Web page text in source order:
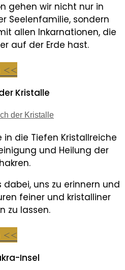
gehen wir nicht nur in
Seelenfamilie, sondern
allen Inkarnationen, die
auf der Erde hast.
Kristalle
in die Tiefen Kristallreiche
und Heilung der
dabei, uns zu erinnern und
feiner und kristalliner
zu lassen.
Insel